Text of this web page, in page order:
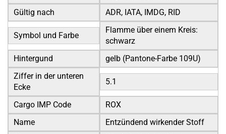
Gültig nach
ADR, IATA, IMDG, RID
Symbol und Farbe
Flamme über einem Kreis:
schwarz
Hintergund
gelb (Pantone-Farbe 109U)
Ziffer in der unteren
Ecke
5.1
Cargo IMP Code
ROX
Name
Entzündend wirkender Stoff